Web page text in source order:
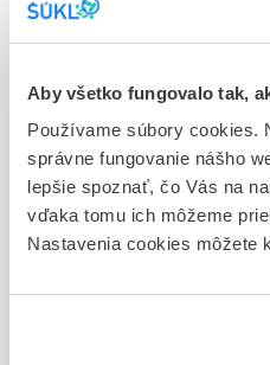
Aby všetko fungovalo tak,
Používame súbory cookies.
správne fungovanie nášho
lepšie spoznať, čo Vás na
vďaka tomu ich môžeme
Nastavenia cookies môžete
tbl plg 30x2 mg (blis.PA/Al/PVC)
D - Registrácia bez
Typ registračnej procedúry
Národná
Držiteľ, krajina
Viatris Healthcare Limited,